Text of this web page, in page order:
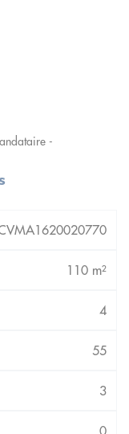
-
110 m²
4
55
3
0